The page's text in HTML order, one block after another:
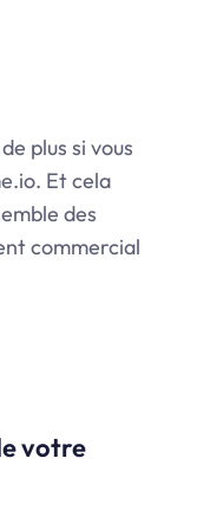
plus si vous
Et cela
des
commercial
votre